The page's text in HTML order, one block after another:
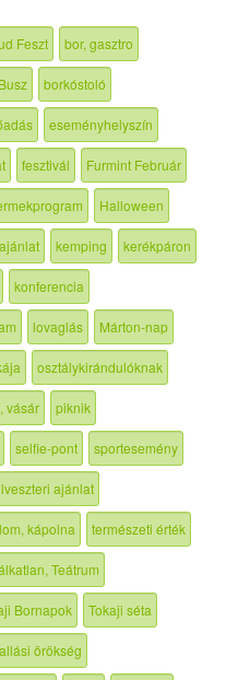
Feszt bor, gasztro
borkóstoló
eseményhelyszín
fesztivál Furmint Február
Halloween
kemping kerékpáron
konferencia
lovaglás Márton-nap
osztálykirándulóknak
vásár piknik
selfie-pont sportesemény
ajánlat
kápolna természeti érték
Teátrum
Bornapok Tokaji séta
örökség